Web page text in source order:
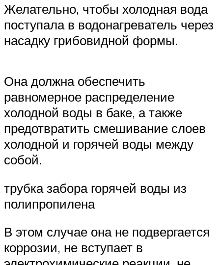
Желательно, чтобы холодная вода
поступала в водонагреватель через
насадку грибовидной формы.
Она должна обеспечить
равномерное распределение
холодной воды в баке, а также
предотвратить смешивание слоев
холодной и горячей воды между
собой.
трубка забора горячей воды из
полипропилена
В этом случае она не подвергается
коррозии, не вступает в